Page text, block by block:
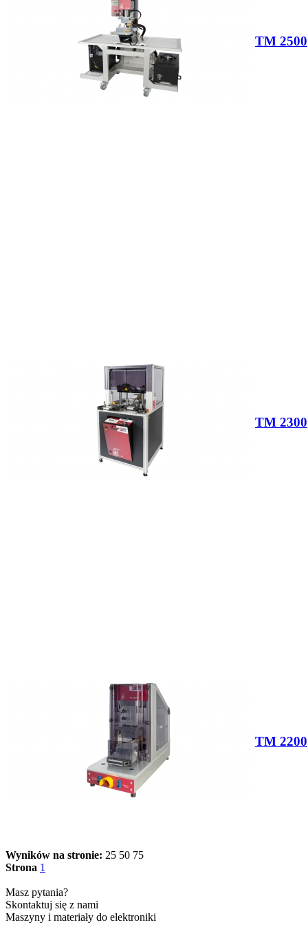
TM 2500
TM 2300
TM 2200
Wyników na stronie: 25 50 75
Strona 1
Masz pytania?
Skontaktuj się z nami
Maszyny i materiały do elektroniki